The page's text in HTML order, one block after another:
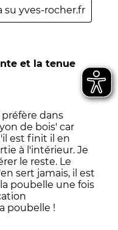
yves-rocher.fr
et la tenue
dans
de bois' car
est finit il en
à l'intérieur. Je
le reste. Le
sert jamais, il est
poubelle une fois
poubelle !